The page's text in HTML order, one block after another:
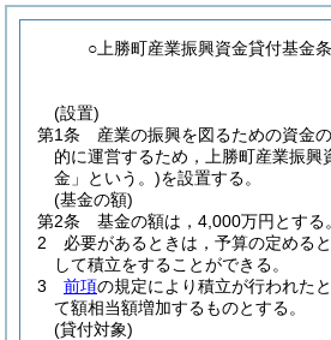
○上勝町産業振興資金貸付基金
(設置)
第1条
産業の振興を図るための資金
的に運営するため，上勝町産業振興
金」という。)を設置する。
(基金の額)
第2条
基金の額は，4,000万円とする。
2
必要があるときは，予算の定める
して積立をすることができる。
3
前項の規定により積立が行われた
て額相当額増加するものとする。
(貸付対象)